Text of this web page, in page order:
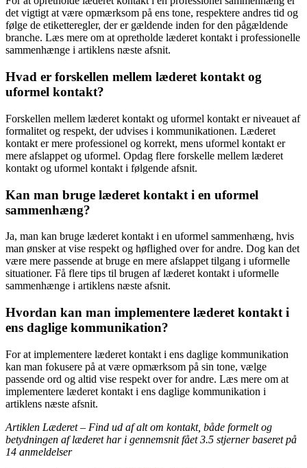
det vigtigt at være opmærksom på ens tone, respektere andres tid og
følge de etiketteregler, der er gældende inden for den pågældende
branche. Læs mere om at opretholde læderet kontakt i professionelle
sammenhænge i artiklens næste afsnit.
Hvad er forskellen mellem læderet kontakt og
uformel kontakt?
Forskellen mellem læderet kontakt og uformel kontakt er niveauet af
formalitet og respekt, der udvises i kommunikationen. Læderet
kontakt er mere professionel og korrekt, mens uformel kontakt er
mere afslappet og uformel. Opdag flere forskelle mellem læderet
kontakt og uformel kontakt i følgende afsnit.
Kan man bruge læderet kontakt i en uformel
sammenhæng?
Ja, man kan bruge læderet kontakt i en uformel sammenhæng, hvis
man ønsker at vise respekt og høflighed over for andre. Dog kan det
være mere passende at bruge en mere afslappet tilgang i uformelle
situationer. Få flere tips til brugen af læderet kontakt i uformelle
sammenhænge i artiklens næste afsnit.
Hvordan kan man implementere læderet kontakt i
ens daglige kommunikation?
For at implementere læderet kontakt i ens daglige kommunikation
kan man fokusere på at være opmærksom på sin tone, vælge
passende ord og altid vise respekt over for andre. Læs mere om at
implementere læderet kontakt i ens daglige kommunikation i
artiklens næste afsnit.
Artiklen Læderet – Find ud af alt om kontakt, både formelt og
betydningen af læderet har i gennemsnit fået3.5 stjerner baseret på
14 anmeldelser